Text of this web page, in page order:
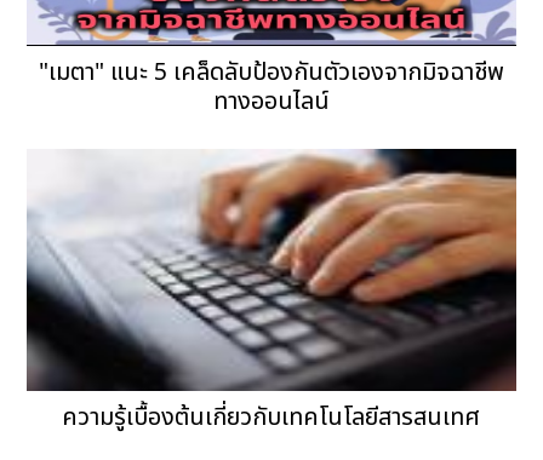
"เมตา" แนะ 5 เคล็ดลับป้องกันตัวเองจากมิจฉาชีพ
ทางออนไลน์
ความรู้เบื้องต้นเกี่ยวกับเทคโนโลยีสารสนเทศ